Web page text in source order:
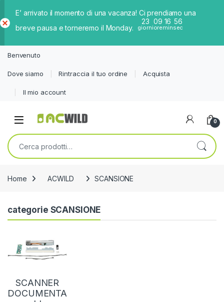
E’ arrivato il momento di una vacanza! Ci prendiamo una
breve pausa e torneremo il Monday.
23
giorni
09
ore
16
min
56
sec
iud
Benvenuto
Dove siamo Rintraccia il tuo ordine Acquista
Il mio account
0
Cerca:
Home ACWILD SCANSIONE
categorie SCANSIONE
SCANNER
DOCUMENTA